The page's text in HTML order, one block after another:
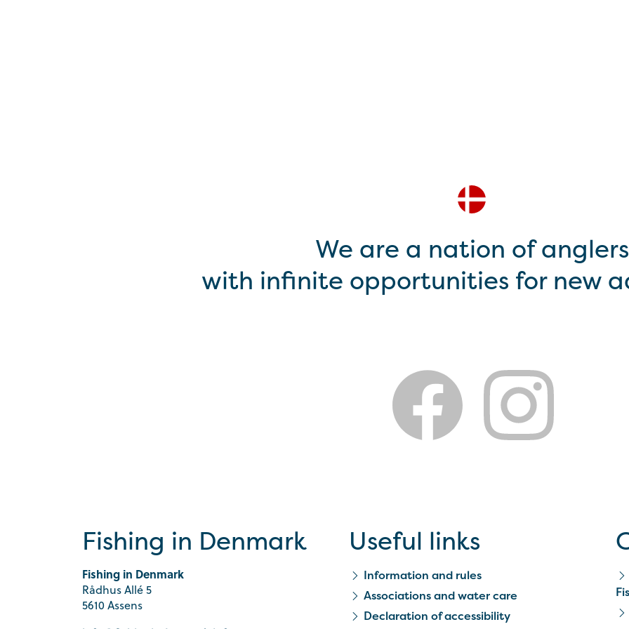
We are a nation of anglers
with infinite opportunities for new
Fishing in Denmark
Fishing in Denmark
Rådhus Allé 5
5610 Assens
Useful links
Information and rules
Associations and water care
Declaration of accessibility